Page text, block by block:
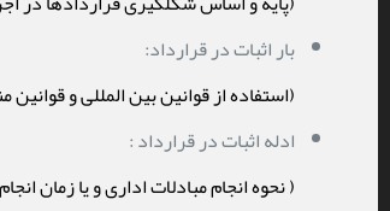
بار اثبات در قرارداد:
(استفاده از قوانین بین المللی و
ادله اثبات در قرارداد :
( نحوه انجام مبادلات اداری و یا زمان